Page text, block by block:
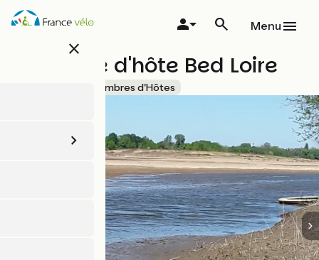
Aller
au
close
Menu
Chambre d'hôte Bed Loire
Chambres d'Hôtes